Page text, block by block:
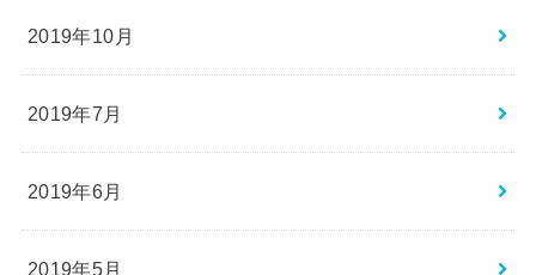
2019年10月
2019年7月
2019年6月
2019年5月